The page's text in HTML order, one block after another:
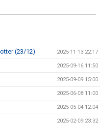
(23/12) 2025-11-13 22:17
2025-09-16 11:50
2025-09-09 15:00
2025-06-08 11:00
2025-05-04 12:04
2025-02-09 23:32